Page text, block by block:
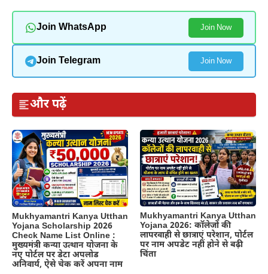
Join WhatsApp Join Now
Join Telegram Join Now
और पढ़ें
Mukhyamantri Kanya Utthan
Yojana Scholarship 2026
Check Name List Online :
मुख्यमंत्री कन्या उत्थान योजना के
नए पोर्टल पर डेटा अपलोड
अनिवार्य, ऐसे चेक करें अपना नाम
Mukhyamantri Kanya Utthan
Yojana 2026: कॉलेजों की
लापरवाही से छात्राएं परेशान, पोर्टल
पर नाम अपडेट नहीं होने से बढ़ी
चिंता